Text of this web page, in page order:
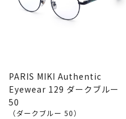
PARIS MIKI Authentic
Eyewear 129 ダークブルー
50
（ダークブルー 50）